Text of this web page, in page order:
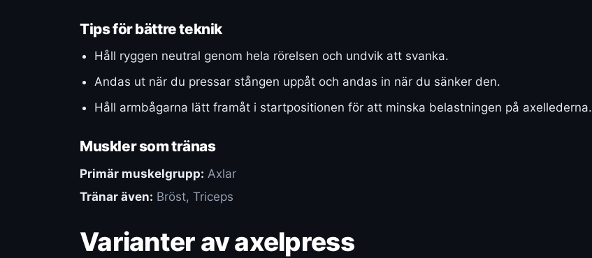
Tips för bättre teknik
Håll ryggen neutral genom hela rörelsen och undvik att svanka.
Andas ut när du pressar stången uppåt och andas in när du sänker den.
Håll armbågarna lätt framåt i startpositionen för att minska belastningen på axellederna.
Muskler som tränas
Primär muskelgrupp: Axlar
Tränar även: Bröst, Triceps
Varianter av axelpress